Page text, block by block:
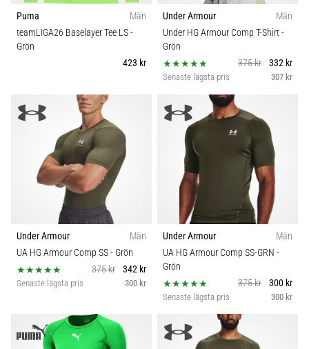
6
Upptäck
de
fotbollsskorna
precision,
kontroll
varje
beröring.
Perfekta
för
Teknologi
Puma
Män
teamLIGA26 Baselayer Tee LS-
Grön
423 kr
Under Armour
Män
Under HG Armour Comp T-Shirt-
Grön
375 kr
332 kr
Senaste lägsta pris 307 kr
Under Armour
Män
UA HG Armour Comp SS- Grön
375 kr
342 kr
Senaste lägsta pris 300 kr
Under Armour
Män
UA HG Armour Comp SS-GRN -
Grön
375 kr
300 kr
Senaste lägsta pris 300 kr